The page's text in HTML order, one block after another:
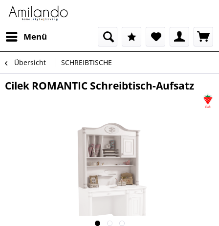
Menü
Übersicht SCHREIBTISCHE
Cilek ROMANTIC Schreibtisch-Aufsatz